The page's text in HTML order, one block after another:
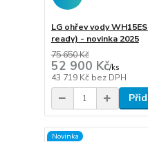
LG ohřev vody
ready) - novinka 2025
75 650 Kč
52 900 Kč/ks
43 719 Kč bez DPH
Novinka